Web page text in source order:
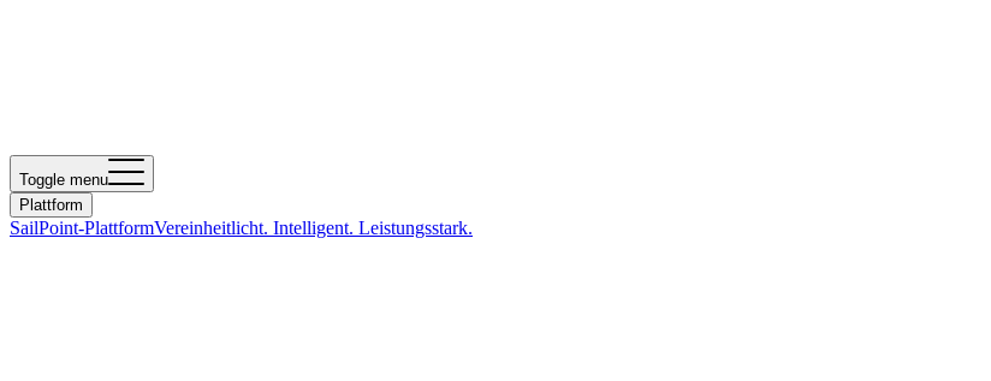
Toggle menu
Plattform
SailPoint-PlattformVereinheitlicht. Intelligent. Leistungsstark.